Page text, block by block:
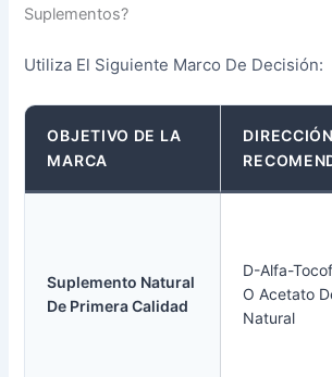
Suplementos?
Utiliza El Siguiente Marco De Decisión:
OBJETIVO DE LA
MARCA
DIRECCIÓN
Suplemento Natural
De Primera Calidad
D-Alfa-
O Acetato
Natural